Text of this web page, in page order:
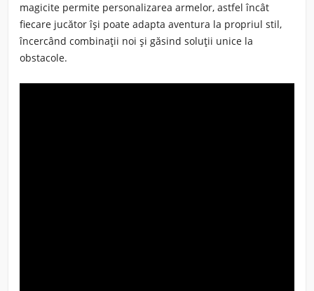
magicite permite personalizarea armelor, astfel încât
fiecare jucător își poate adapta aventura la propriul stil,
încercând combinații noi și găsind soluții unice la
obstacole.